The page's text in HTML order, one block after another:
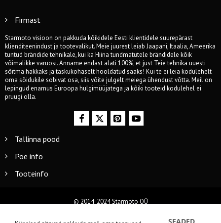
Firmast
Starmoto visioon on pakkuda kõikidele Eesti klientidele suurepärast
klienditeenindust ja tootevalikut. Meie juurest leiab Jaapani, Itaalia, Ameerika
tuntud brändide tehnikale, kui ka Hiina tundmatutele brändidele kõik
võimalikke varuosi. Anname endast alati 100%, et just Teie tehnika uuesti
sõitma hakkaks ja taskukohaselt hooldatud saaks! Kui te ei leia kodulehelt
oma sõidukile sobivat osa, siis võite julgelt meiega ühendust võtta. Meil on
lepingud enamus Euroopa hulgimüüjatega ja kõiki tooteid kodulehel ei
pruugi olla.
Tallinna pood
Poe info
Tooteinfo
© 2014-2024 Starmoto OÜ